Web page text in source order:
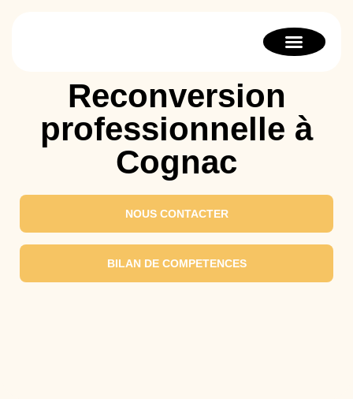
Reconversion
professionnelle à
Cognac
NOUS CONTACTER
BILAN DE COMPETENCES